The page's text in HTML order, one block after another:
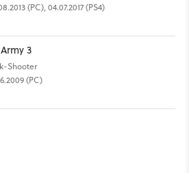
(PC), 04.07.2017 (PS4)
3
Shooter
(PC)